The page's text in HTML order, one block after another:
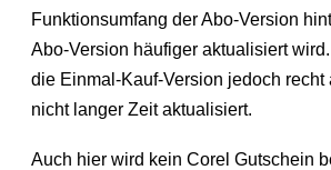
Funktionsumfang der Abo-Version
Abo-Version häufiger aktualisiert
die Einmal-Kauf-Version jedoch recht
nicht langer Zeit aktualisiert.
Auch hier wird kein Corel Gutschein